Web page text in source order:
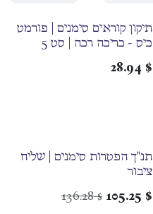
תיקון קוראים סימנים | פורמט
כיס - כריכה רכה | סט 5
$
28.94
תנ"ך הפטרות סימנים | שליח
ציבור
$
105.25
$
136.28